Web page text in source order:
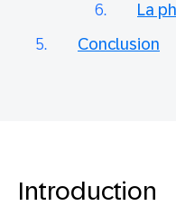
La
Conclusion
Introduction